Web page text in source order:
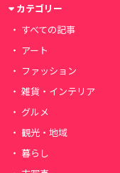
カテゴリー
すべての記事
アート
ファッション
雑貨・インテリア
グルメ
観光・地域
暮らし